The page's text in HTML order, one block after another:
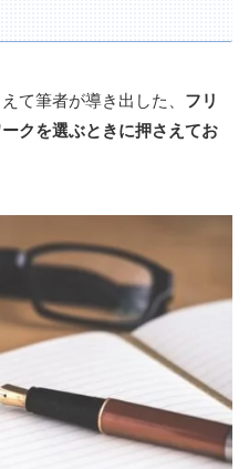
て筆者が導き出した、 フリ
クを選ぶときに押さえてお